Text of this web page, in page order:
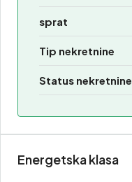
sprat
Tip nekretnine
Status nekretnine
Energetska klasa